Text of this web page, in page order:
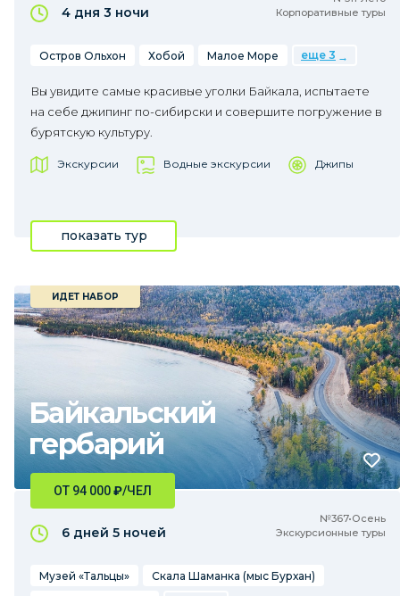
Корпоративные туры
4 дня 3 ночи
Остров Ольхон Хобой Малое Море еще 3
Вы увидите самые красивые уголки Байкала, испытаете
на себе джипинг по-сибирски и совершите погружение в
бурятскую культуру.
Экскурсии Водные экскурсии Джипы
показать тур
Байкальский
гербарий
ИДЕТ НАБОР
№367•Осень
Экскурсионные туры
ОТ 94 000₽/ЧЕЛ
6 дней 5 ночей
Музей «Тальцы»
Скала Шаманка (мыс Бурхан)